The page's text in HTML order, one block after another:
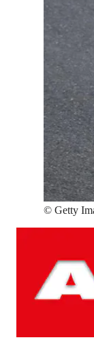
© Getty